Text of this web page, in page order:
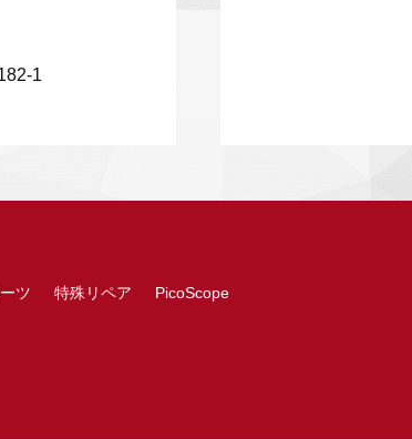
1
ツ 特殊リペア PicoScope